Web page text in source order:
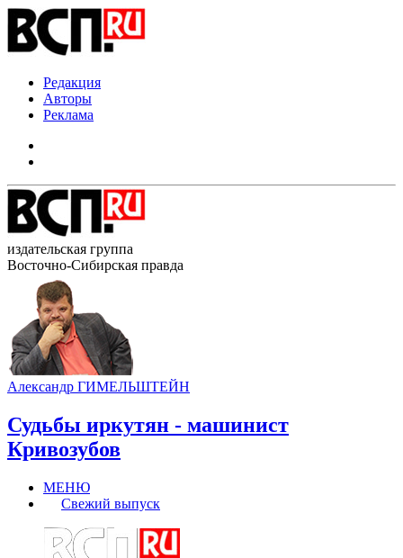
Редакция
Авторы
Реклама
издательская группа
Восточно-Сибирская правда
Александр ГИМЕЛЬШТЕЙН
Судьбы иркутян - машинист
Кривозубов
МЕНЮ
Свежий выпуск